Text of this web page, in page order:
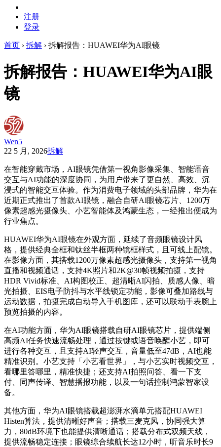
注册
登录
首页 › 拆解 › 拆解报告：HUAWEI华为AI眼镜
拆解报告：HUAWEI华为AI眼
镜
Wen5
22 5 月, 2026拆解
在智能穿戴市场，AI眼镜凭借第一视角影像采集、智能语音
交互与AI功能的深度协同，为用户带来了更自然、高效、沉
浸式的智能交互体验。作为消费电子领域的头部品牌，华为在
近期正式推出了首款AI眼镜，融合自研AI眼镜芯片、1200万
像素超感光摄像头、小艺智能体及鸿蒙生态，一经推出便成为
行业焦点。
HUAWEI华为AI眼镜在外观方面，延续了音频眼镜设计风
格，提供经典全框和钛丝半框两种镜框样式，且可线上配镜。
在影像方面，其搭载1200万像素超感光摄像头，支持第一视角
直播和视频通话，支持4K照片和2K@30帧视频拍摄，支持
HDR Vivid标准、AI构图校正、超清晰AI闪拍、质感人像、暗
光拍摄、EIS电子防抖与水平线锁定功能，影像可叠加路线与
运动数据，拍摄完成自动导入手机图库，还可以联动手表腕上
预览拍摄的内容。
在AI功能方面，华为AI眼镜搭载自研AI眼镜芯片，提供端侧
高频AI任务快速流畅处理，通过按键或语音唤醒小艺，即可
进行各种交互，且支持AI轻声交互，音量低至47dB，AI也能
精准识别。小艺支持「小艺看世界」，与小艺实时视频交互，
看哪里答哪里，精准快捷；还支持AI拍照问答、看一下支
付、同声传译、智慧播报功能，以及一句话控制鸿蒙智家设
备。
其他方面，华为AI眼镜搭载超澎湃水滴单元搭配HUAWEI
Histen算法，提供清晰好声音；搭载三麦克风，协同强大算
力，80dB环境下也能提供清晰通话；搭载分布式双频天线，
提供流畅稳定连接；眼镜综合续航长达12小时，听音乐时长9